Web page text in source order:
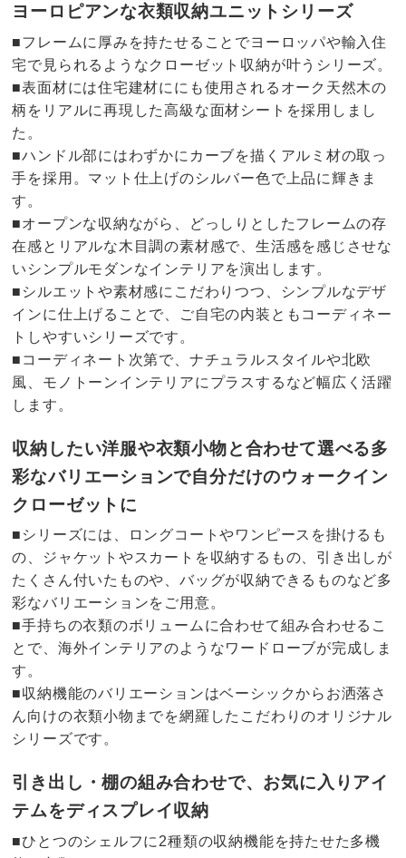
ヨーロピアンな衣類収納ユニットシリーズ
■フレームに厚みを持たせることでヨーロッパや輸入住
宅で見られるようなクローゼット収納が叶うシリーズ。
■表面材には住宅建材ににも使用されるオーク天然木の
柄をリアルに再現した高級な面材シートを採用しまし
た。
■ハンドル部にはわずかにカーブを描くアルミ材の取っ
手を採用。マット仕上げのシルバー色で上品に輝きま
す。
■オープンな収納ながら、どっしりとしたフレームの存
在感とリアルな木目調の素材感で、生活感を感じさせな
いシンプルモダンなインテリアを演出します。
■シルエットや素材感にこだわりつつ、シンプルなデザ
インに仕上げることで、ご自宅の内装ともコーディネー
トしやすいシリーズです。
■コーディネート次第で、ナチュラルスタイルや北欧
風、モノトーンインテリアにプラスするなど幅広く活躍
します。
収納したい洋服や衣類小物と合わせて選べる多
彩なバリエーションで自分だけのウォークイン
クローゼットに
■シリーズには、ロングコートやワンピースを掛けるも
の、ジャケットやスカートを収納するもの、引き出しが
たくさん付いたものや、バッグが収納できるものなど多
彩なバリエーションをご用意。
■手持ちの衣類のボリュームに合わせて組み合わせるこ
とで、海外インテリアのようなワードローブが完成しま
す。
■収納機能のバリエーションはベーシックからお洒落さ
ん向けの衣類小物までを網羅したこだわりのオリジナル
シリーズです。
引き出し・棚の組み合わせで、お気に入りアイ
テムをディスプレイ収納
■ひとつのシェルフに2種類の収納機能を持たせた多機